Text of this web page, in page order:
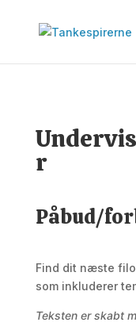
r
Påbud/
Find dit næste
som inkluderer
Teksten er skabt